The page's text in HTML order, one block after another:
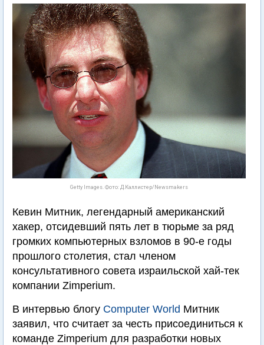
Getty Images. Фото: Д.Каллистер/Newsmakers
Кевин Митник, легендарный американский
хакер, отсидевший пять лет в тюрьме за ряд
громких компьютерных взломов в 90-е годы
прошлого столетия, стал членом
консультативного совета израильской хай-тек
компании Zimperium.
В интервью блогу Computer World Митник
заявил, что считает за честь присоединиться к
команде Zimperium для разработки новых